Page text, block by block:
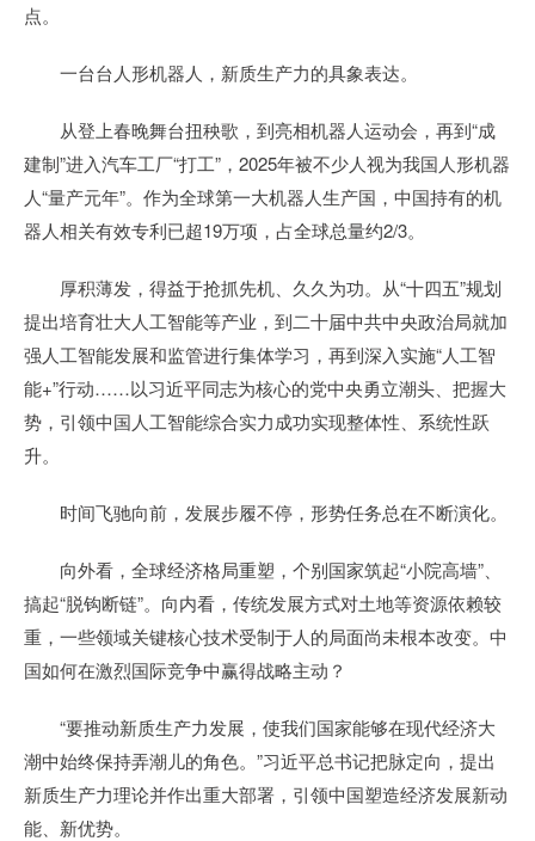
点。
一台台人形机器人，新质生产力的具象表达。
从登上春晚舞台扭秧歌，到亮相机器人运动会，再到“成
建制”进入汽车工厂“打工”，2025年被不少人视为我国人形机器
人“量产元年”。作为全球第一大机器人生产国，中国持有的机
器人相关有效专利已超19万项，占全球总量约2/3。
厚积薄发，得益于抢抓先机、久久为功。从“十四五”规划
提出培育壮大人工智能等产业，到二十届中共中央政治局就加
强人工智能发展和监管进行集体学习，再到深入实施“人工智
能+”行动……以习近平同志为核心的党中央勇立潮头、把握大
势，引领中国人工智能综合实力成功实现整体性、系统性跃
升。
时间飞驰向前，发展步履不停，形势任务总在不断演化。
向外看，全球经济格局重塑，个别国家筑起“小院高墙”、
搞起“脱钩断链”。向内看，传统发展方式对土地等资源依赖较
重，一些领域关键核心技术受制于人的局面尚未根本改变。中
国如何在激烈国际竞争中赢得战略主动？
“要推动新质生产力发展，使我们国家能够在现代经济大
潮中始终保持弄潮儿的角色。”习近平总书记把脉定向，提出
新质生产力理论并作出重大部署，引领中国塑造经济发展新动
能、新优势。